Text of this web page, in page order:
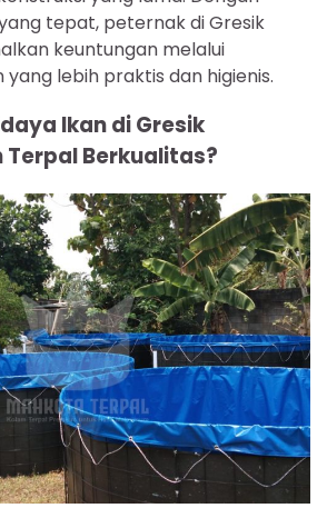
tepat, peternak di Gresik
keuntungan melalui
lebih praktis dan higienis.
Ikan di Gresik
Berkualitas?